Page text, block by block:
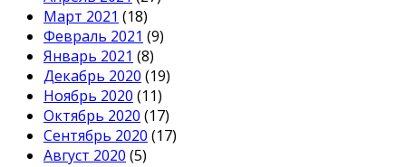
Март 2021 (18)
Февраль 2021 (9)
Январь 2021 (8)
Декабрь 2020 (19)
Ноябрь 2020 (11)
Октябрь 2020 (17)
Сентябрь 2020 (17)
Август 2020 (5)